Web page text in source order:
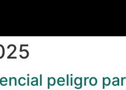
peligro